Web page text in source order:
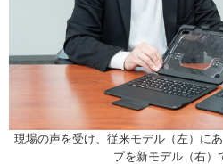
現場の声を受け、従来モデル（左）に
プを新モデル（右）